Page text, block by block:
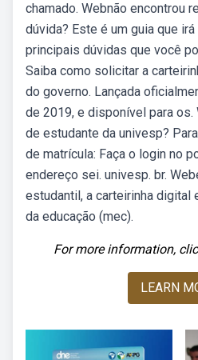
chamado. Webnão encontrou
dúvida? Este é um guia que
principais dúvidas que você
Saiba como solicitar a
do governo. Lançada
de 2019, e disponível para os.
de estudante da univesp?
de matrícula: Faça o login no
endereço sei. univesp. br.
estudantil, a carteirinha digital
da educação (mec).
For more information,
LEARN